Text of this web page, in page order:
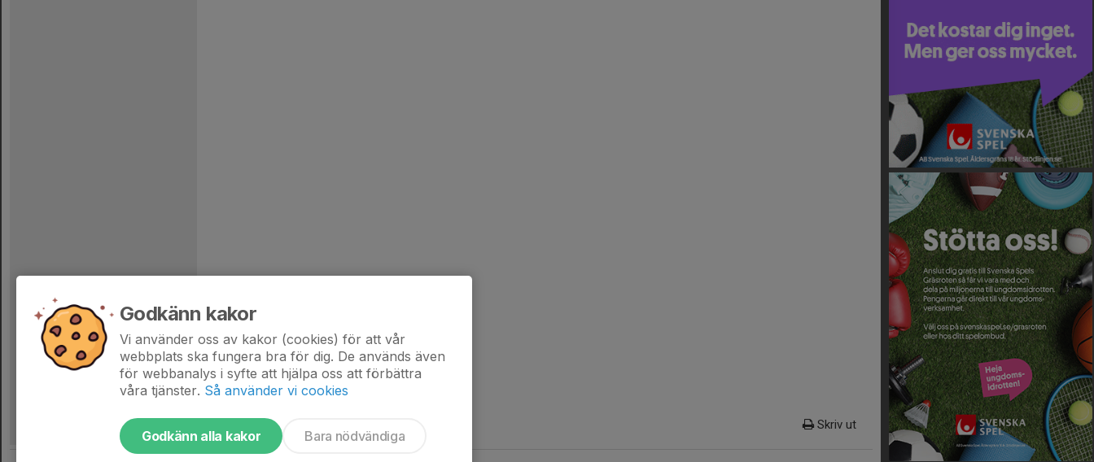
Skriv ut
Godkänn kakor
Vi använder oss av kakor (cookies) för att vår
webbplats ska fungera bra för dig. De används även
för webbanalys i syfte att hjälpa oss att förbättra
våra tjänster. Så använder vi cookies
Godkänn alla kakor Bara nödvändiga